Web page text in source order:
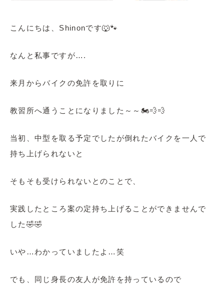
こんにちは、Shinonです🐺🐾
なんと私事ですが….
来月からバイクの免許を取りに
教習所へ通うことになりました～～🏍💨💨
当初、中型を取る予定でしたが倒れたバイクを一人で
持ち上げられないと
そもそも受けられないとのことで、
実践したところ案の定持ち上げることができませんで
した🤣🤣
いや…わかっていましたよ…笑
でも、同じ身長の友人が免許を持っているので